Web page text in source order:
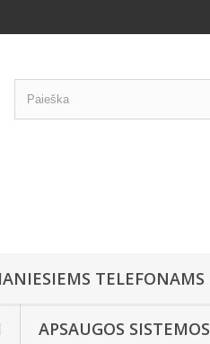
TELEFONAMS
APSAUGOS SISTEMOS